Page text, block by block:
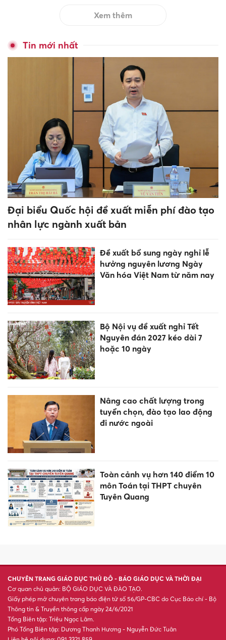
Xem thêm
Tin mới nhất
Đại biểu Quốc hội đề xuất miễn phí đào tạo
nhân lực ngành xuất bản
Đề xuất bổ sung ngày nghỉ lễ
hưởng nguyên lương Ngày
Văn hóa Việt Nam từ năm nay
Bộ Nội vụ đề xuất nghỉ Tết
Nguyên đán 2027 kéo dài 7
hoặc 10 ngày
Nâng cao chất lượng trong
tuyển chọn, đào tạo lao động
đi nước ngoài
Toàn cảnh vụ hơn 140 điểm 10
môn Toán tại THPT chuyên
Tuyên Quang
CHUYÊN TRANG GIÁO DỤC THỦ ĐÔ - BÁO GIÁO DỤC VÀ THỜI ĐẠI
Cơ quan chủ quản: BỘ GIÁO DỤC VÀ ĐÀO TẠO.
Giấy phép mở chuyên trang báo điện tử số 56/GP-CBC do Cục Báo chí - Bộ
Thông tin & Truyền thông cấp ngày 24/6/2021
Tổng Biên tập: Triệu Ngọc Lâm.
Phó Tổng Biên tập: Dương Thanh Hương - Nguyễn Đức Tuân